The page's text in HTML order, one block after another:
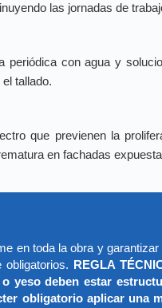
las jornadas de
periódica con agua y
tallado.
que previenen la
en fachadas
en toda la obra y
REGLA
yeso deben estar
obligatorio aplicar